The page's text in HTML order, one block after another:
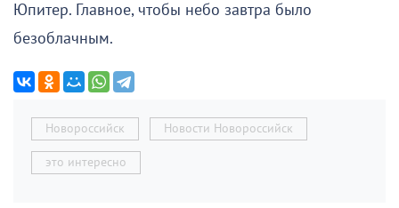
Юпитер. Главное, чтобы небо завтра было
безоблачным.
Новороссийск Новости Новороссийск
это интересно